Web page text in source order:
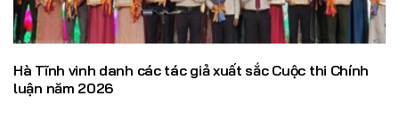
Hà Tĩnh vinh danh các tác giả xuất sắc Cuộc thi Chính
luận năm 2026